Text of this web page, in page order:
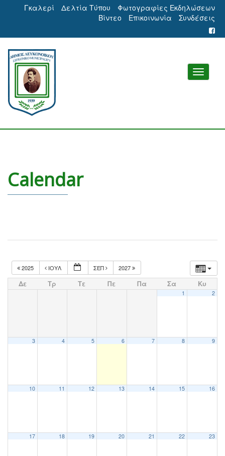
Γκαλερί Δελτία Τύπου
Φωτογραφίες Εκδηλώσεων
Βίντεο
Επικοινωνία Συνδέσεις
Calendar
2025 ΙΟΎΛ ΣΕΠ 2027
Δε Τρ Τε Πε Πα Σα Κυ
1 2
3 4 5 6 7 8 9
10 11 12 13 14 15 16
17 18 19 20 21 22 23